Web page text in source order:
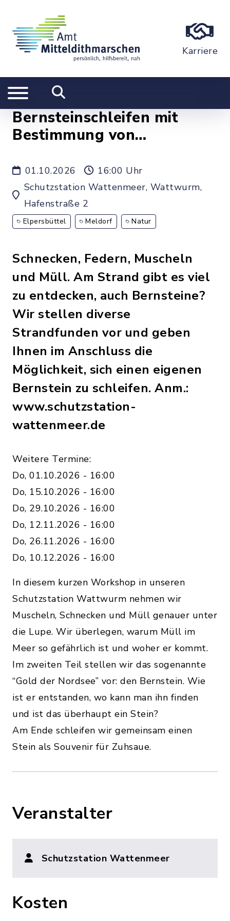
Karriere
Bernsteinschleifen mit
Bestimmung von
01.10.2026
16:00 Uhr
Schutzstation Wattenmeer, Wattwurm,
Hafenstraße 2
Elpersbüttel Meldorf Natur
Schnecken, Federn, Muscheln
und Müll. Am Strand gibt es viel
zu entdecken, auch Bernsteine?
Wir stellen diverse
Strandfunden vor und geben
Ihnen im Anschluss die
Möglichkeit, sich einen eigenen
Bernstein zu schleifen. Anm.:
www.schutzstation-
wattenmeer.de
Weitere Termine:
Do, 01.10.2026 - 16:00
Do, 15.10.2026 - 16:00
Do, 29.10.2026 - 16:00
Do, 12.11.2026 - 16:00
Do, 26.11.2026 - 16:00
Do, 10.12.2026 - 16:00
In diesem kurzen Workshop in unseren
Schutzstation Wattwurm nehmen wir
Muscheln, Schnecken und Müll genauer unter
die Lupe. Wir überlegen, warum Müll im
Meer so gefährlich ist und woher er kommt.
Im zweiten Teil stellen wir das sogenannte
“Gold der Nordsee” vor: den Bernstein. Wie
ist er entstanden, wo kann man ihn finden
und ist das überhaupt ein Stein?
Am Ende schleifen wir gemeinsam einen
Stein als Souvenir für Zuhsaue.
Veranstalter
Schutzstation Wattenmeer
Kosten